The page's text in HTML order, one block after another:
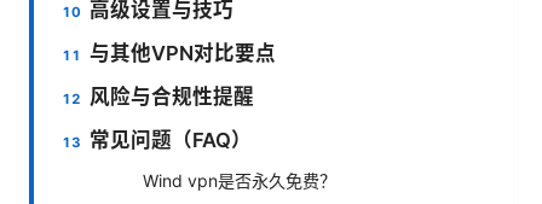
高级设置与技巧
与其他VPN对比要点
风险与合规性提醒
常见问题（FAQ）
Wind vpn是否永久免费？